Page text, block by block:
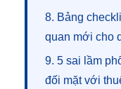
8. Bảng
quan mới cho
9. 5 sai lầm
đối mặt với